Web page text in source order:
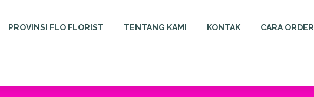
PROVINSI FLO FLORIST TENTANG KAMI KONTAK CARA ORDER